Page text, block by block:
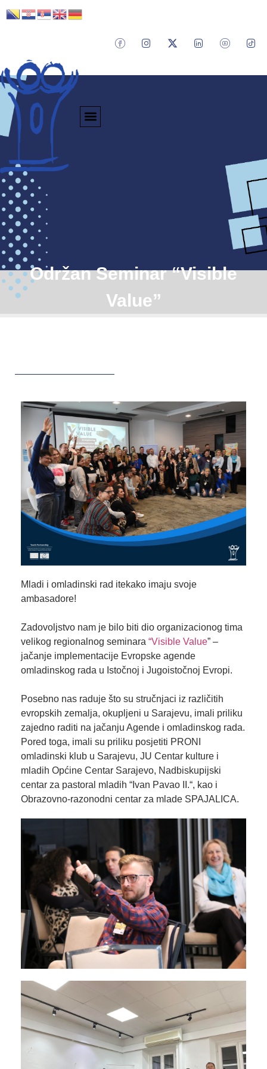
Održan Seminar “Visible
Value”
Mladi i omladinski rad itekako imaju svoje
ambasadore!
Zadovoljstvo nam je bilo biti dio organizacionog tima
velikog regionalnog seminara “Visible Value” –
jačanje implementacije Evropske agende
omladinskog rada u Istočnoj i Jugoistočnoj Evropi.
Posebno nas raduje što su stručnjaci iz različitih
evropskih zemalja, okupljeni u Sarajevu, imali priliku
zajedno raditi na jačanju Agende i omladinskog rada.
Pored toga, imali su priliku posjetiti PRONI
omladinski klub u Sarajevu, JU Centar kulture i
mladih Općine Centar Sarajevo, Nadbiskupijski
centar za pastoral mladih “Ivan Pavao II.“, kao i
Obrazovno-razonodni centar za mlade SPAJALICA.